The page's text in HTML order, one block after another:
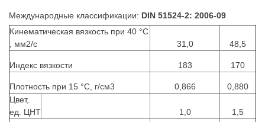
Международные классификации: DIN 51524-2: 2006-09
Кинематическая вязкость при 40 °С
, мм2/с
31,0 48,5
Индекс вязкости 183 170
Плотность при 15 °С, г/см3 0,866
0,880
Цвет,
ед. ЦНТ
1,0 1,5